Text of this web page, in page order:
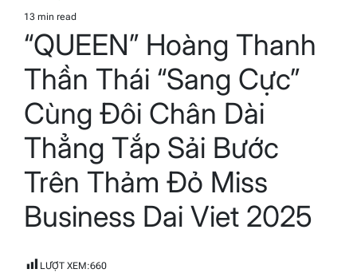
IN
Estimated
read
time
13 min read
“QUEEN” Hoàng Thanh
Thần Thái “Sang Cực”
Cùng Đôi Chân Dài
Thẳng Tắp Sải Bước
Trên Thảm Đỏ Miss
Business Dai Viet 2025
LƯỢT XEM:660